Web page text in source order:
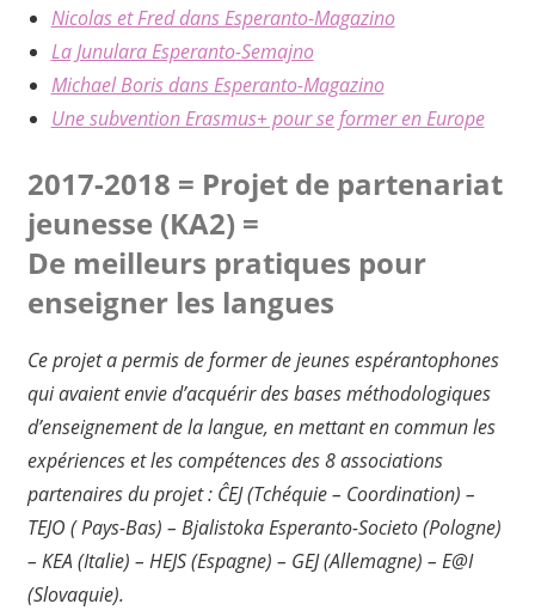
Nicolas et Fred dans Esperanto-Magazino
La Junulara Esperanto-Semajno
Michael Boris dans Esperanto-Magazino
Une subvention Erasmus+ pour se former en Europe
2017-2018 = Projet de partenariat
jeunesse (KA2) =
De meilleurs pratiques pour
enseignerles langues
Ce projet a permis de former de jeunes espérantophones
qui avaient envie d’acquérir des bases méthodologiques
d’enseignement de la langue, en mettant en commun les
expériences et les compétences des 8 associations
partenaires du projet : ĈEJ (Tchéquie – Coordination) –
TEJO ( Pays-Bas) – Bjalistoka Esperanto-Societo (Pologne)
– KEA (Italie) – HEJS (Espagne) – GEJ (Allemagne) – E@I
(Slovaquie).